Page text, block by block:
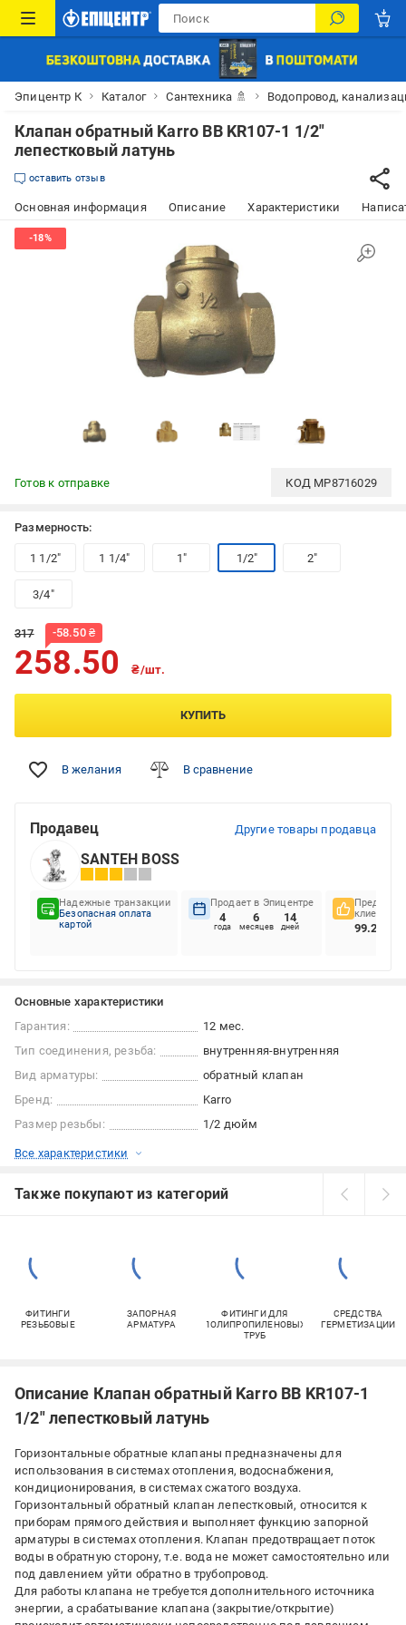
Эпицентр К Каталог Сантехника 🚿 Водопровод,
Клапан обратный Karro ВВ KR107-1 1/2"
лепестковый латунь
оставить отзыв
Основная информация Описание Характеристики
Готов к отправке КОД MP8716029
Размерность:
1 1/2" 1 1/4" 1" 1/2" 2"
3/4"
317 -58.50₴
258.50 ₴/шт.
КУПИТЬ
В желания В сравнение
Продавец Другие товары продавца
SANTEH BOSS
Надежные транзакции
Безопасная оплата
картой
Продает в Эпицентре
4
года
6
месяцев
14
дней
клиентов
99.26%
Основные характеристики
Гарантия:
12 мес.
Тип соединения, резьба:
внутренняя-внутренняя
Вид арматуры:
обратный клапан
Бренд:
Karro
Размер резьбы:
1/2 дюйм
Все характеристики
Также покупают из категорий
ФИТИНГИ
РЕЗЬБОВЫЕ
ЗАПОРНАЯ
АРМАТУРА
ФИТИНГИ ДЛЯ
ПОЛИПРОПИЛЕНОВЫХ
ТРУБ
СРЕДСТВА
ГЕРМЕТИЗАЦИИ
Описание Клапан обратный Karro ВВ KR107-1
1/2" лепестковый латунь
Горизонтальные обратные клапаны предназначены для
использования в системах отопления, водоснабжения,
кондиционирования, в системах сжатого воздуха.
Горизонтальный обратный клапан лепестковый, относится к
приборам прямого действия и выполняет функцию запорной
арматуры в системах отопления. Клапан предотвращает поток
воды в обратную сторону, т.е. вода не может самостоятельно или
под давлением уйти обратно в трубопровод.
Для работы клапана не требуется дополнительного источника
энергии, а срабатывание клапана (закрытие/открытие)